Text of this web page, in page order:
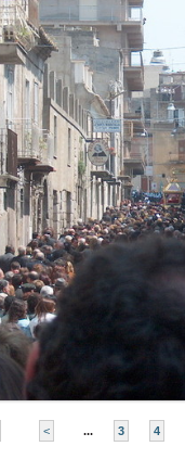
< ... 3 4